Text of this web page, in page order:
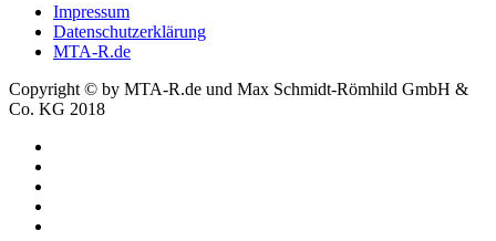
Impressum
Datenschutzerklärung
MTA-R.de
Copyright © by MTA-R.de und Max Schmidt-Römhild GmbH &
Co. KG 2018